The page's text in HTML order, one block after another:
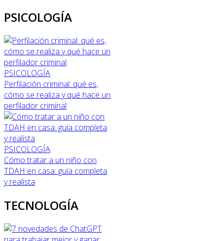
PSICOLOGÍA
PSICOLOGÍA
Perfilación criminal: qué es,
cómo se realiza y qué hace un
perfilador criminal
PSICOLOGÍA
Cómo tratar a un niño con
TDAH en casa: guía completa
y realista
TECNOLOGÍA